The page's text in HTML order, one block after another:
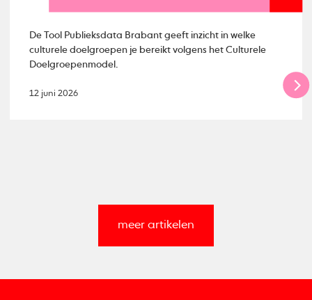
De Tool Publieksdata Brabant geeft inzicht in welke
culturele doelgroepen je bereikt volgens het Culturele
Doelgroepenmodel.
12 juni 2026
meer artikelen